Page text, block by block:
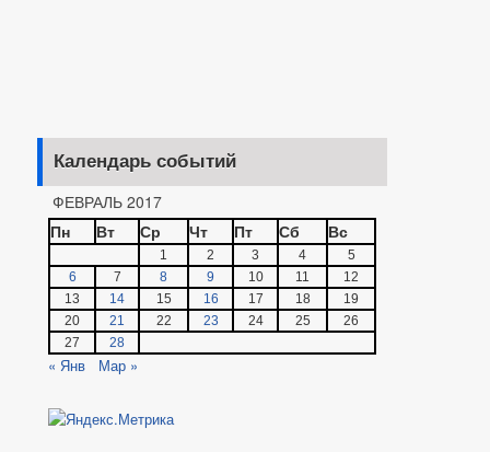
Календарь событий
ФЕВРАЛЬ 2017
Пн
Вт Ср Чт Пт Сб Вс
1 2 3 4
5
6
7 8 9 10 11
12
13
14 15 16 17 18
19
20
21 22 23 24 25
26
27
28
« Янв Мар »